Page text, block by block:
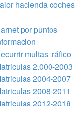
hacienda coches
por puntos
multas tráfico
2.000-2003
2004-2007
2008-2011
2012-2018